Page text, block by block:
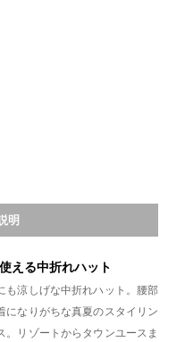
明
える中折れハット
も涼しげな中折れハット。腰部
になりがちな真夏のスタイリン
。リゾートからタウンユースま